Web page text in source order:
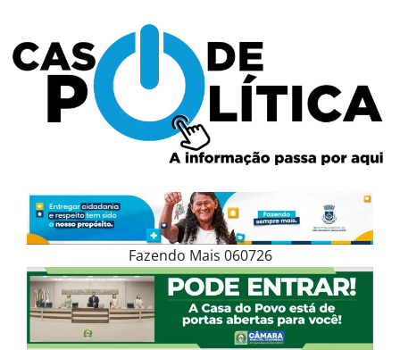
content
Fazendo Mais 060726